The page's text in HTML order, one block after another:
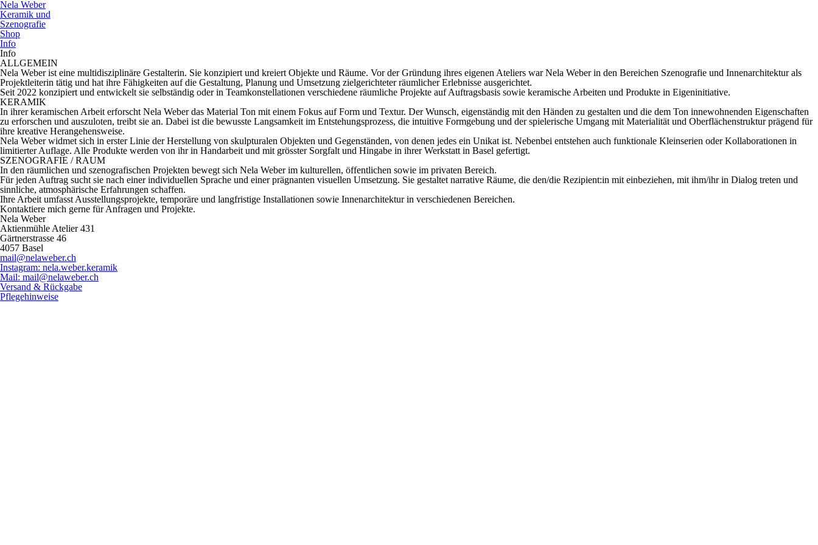
Nela Weber
Keramik und
Szenografie
Shop
Info
Info
ALLGEMEIN
Nela Weber ist eine multidisziplinäre Gestalterin. Sie konzipiert und kreiert Objekte und Räume. Vor der Gründung ihres eigenen Ateliers war Nela Weber in den Bereichen Szenografie und Innenarchitektur als
Projektleiterin tätig und hat ihre Fähigkeiten auf die Gestaltung, Planung und Umsetzung zielgerichteter räumlicher Erlebnisse ausgerichtet.
Seit 2022 konzipiert und entwickelt sie selbständig oder in Teamkonstellationen verschiedene räumliche Projekte auf Auftragsbasis sowie keramische Arbeiten und Produkte in Eigeninitiative.
KERAMIK
In ihrer keramischen Arbeit erforscht Nela Weber das Material Ton mit einem Fokus auf Form und Textur. Der Wunsch, eigenständig mit den Händen zu gestalten und die dem Ton innewohnenden Eigenschaften
zu erforschen und auszuloten, treibt sie an. Dabei ist die bewusste Langsamkeit im Entstehungsprozess, die intuitive Formgebung und der spielerische Umgang mit Materialität und Oberflächenstruktur prägend für
ihre kreative Herangehensweise.
Nela Weber widmet sich in erster Linie der Herstellung von skulpturalen Objekten und Gegenständen, von denen jedes ein Unikat ist. Nebenbei entstehen auch funktionale Kleinserien oder Kollaborationen in
limitierter Auflage. Alle Produkte werden von ihr in Handarbeit und mit grösster Sorgfalt und Hingabe in ihrer Werkstatt in Basel gefertigt.
SZENOGRAFIE / RAUM
In den räumlichen und szenografischen Projekten bewegt sich Nela Weber im kulturellen, öffentlichen sowie im privaten Bereich.
Für jeden Auftrag sucht sie nach einer individuellen Sprache und einer prägnanten visuellen Umsetzung. Sie gestaltet narrative Räume, die den/die Rezipient:in mit einbeziehen, mit ihm/ihr in Dialog treten und
sinnliche, atmosphärische Erfahrungen schaffen.
Ihre Arbeit umfasst Ausstellungsprojekte, temporäre und langfristige Installationen sowie Innenarchitektur in verschiedenen Bereichen.
Kontaktiere mich gerne für Anfragen und Projekte.
Nela Weber
Aktienmühle Atelier 431
Gärtnerstrasse 46
4057 Basel
mail@nelaweber.ch
Instagram: nela.weber.keramik
Mail: mail@nelaweber.ch
Versand & Rückgabe
Pflegehinweise